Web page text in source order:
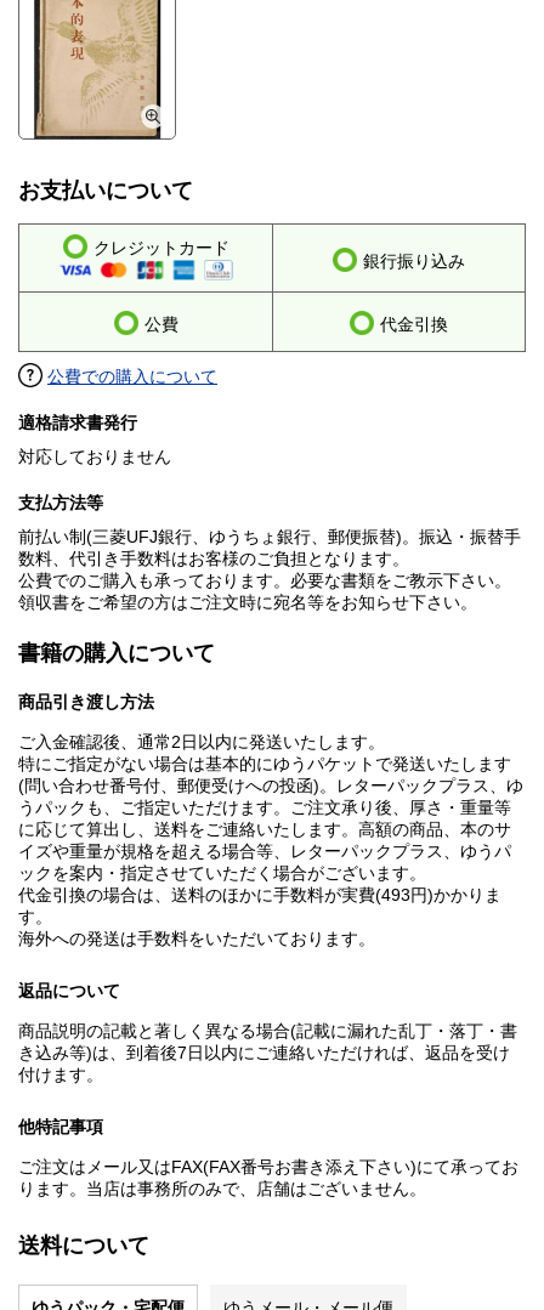
お支払いについて
クレジットカード
銀行振り込み
公費 代金引換
公費での購入について
適格請求書発行
対応しておりません
支払方法等
前払い制(三菱UFJ銀行、ゆうちょ銀行、郵便振替)。振込・振替手
数料、代引き手数料はお客様のご負担となります。
公費でのご購入も承っております。必要な書類をご教示下さい。
領収書をご希望の方はご注文時に宛名等をお知らせ下さい。
書籍の購入について
商品引き渡し方法
ご入金確認後、通常2日以内に発送いたします。
特にご指定がない場合は基本的にゆうパケットで発送いたします
(問い合わせ番号付、郵便受けへの投函)。レターパックプラス、ゆ
うパックも、ご指定いただけます。ご注文承り後、厚さ・重量等
に応じて算出し、送料をご連絡いたします。高額の商品、本のサ
イズや重量が規格を超える場合等、レターパックプラス、ゆうパ
ックを案内・指定させていただく場合がございます。
代金引換の場合は、送料のほかに手数料が実費(493円)かかりま
す。
海外への発送は手数料をいただいております。
返品について
商品説明の記載と著しく異なる場合(記載に漏れた乱丁・落丁・書
き込み等)は、到着後7日以内にご連絡いただければ、返品を受け
付けます。
他特記事項
ご注文はメール又はFAX(FAX番号お書き添え下さい)にて承ってお
ります。当店は事務所のみで、店舗はございません。
送料について